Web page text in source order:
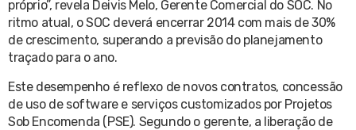
próprio”, revela Deivis Melo, Gerente Comercial do SOC. No
ritmo atual, o SOC deverá encerrar 2014 com mais de 30%
de crescimento, superando a previsão do planejamento
traçado para o ano.
Este desempenho é reflexo de novos contratos, concessão
de uso de software e serviços customizados por Projetos
Sob Encomenda (PSE). Segundo o gerente, a liberação de